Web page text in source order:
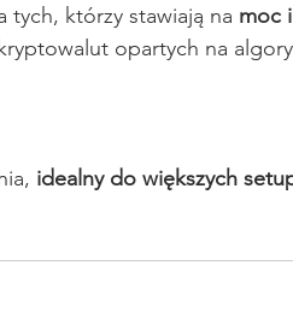
tych, którzy stawiają na moc
opartych na
idealny do większych